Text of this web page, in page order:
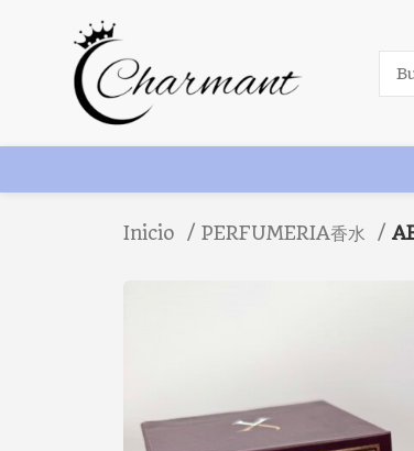
Inicio PERFUMERIA香水